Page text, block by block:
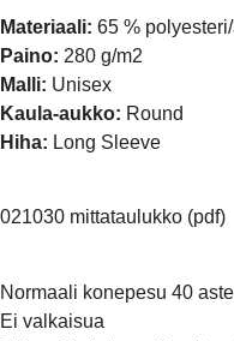
Materiaali: 65 %
Paino: 280 g/m2
Malli: Unisex
Kaula-aukko: Round
Hiha: Long Sleeve
021030 mittataulukko (pdf)
Normaali konepesu 40
Ei valkaisua